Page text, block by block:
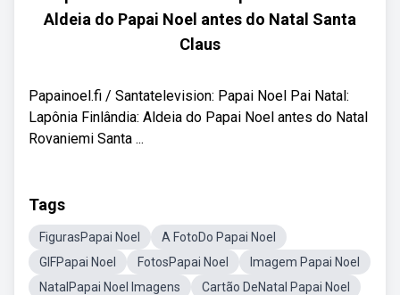
Aldeia do Papai Noel antes do Natal Santa
Claus
Papainoel.fi / Santatelevision: Papai Noel Pai Natal:
Lapônia Finlândia: Aldeia do Papai Noel antes do Natal
Rovaniemi Santa ...
Tags
FigurasPapai Noel
A FotoDo Papai Noel
GIFPapai Noel
FotosPapai Noel
Imagem Papai Noel
NatalPapai Noel Imagens
Cartão DeNatal Papai Noel